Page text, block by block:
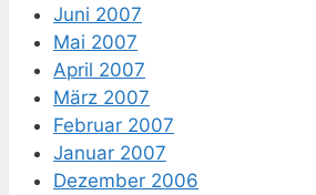
Juni 2007
Mai 2007
April 2007
März 2007
Februar 2007
Januar 2007
Dezember 2006